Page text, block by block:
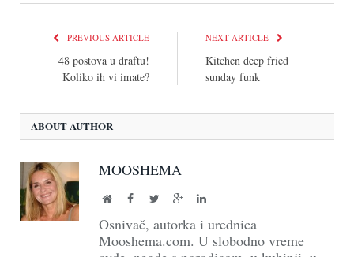
PREVIOUS ARTICLE
48 postova u draftu!
Koliko ih vi imate?
NEXT ARTICLE
Kitchen deep fried
sunday funk
ABOUT AUTHOR
MOOSHEMA
WebsiteFacebook
TwitterGoogle+LinkedIn
Osnivač, autorka i urednica
Mooshema.com. U slobodno vreme